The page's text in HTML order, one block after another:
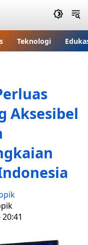
Teknologi
Aksesibel